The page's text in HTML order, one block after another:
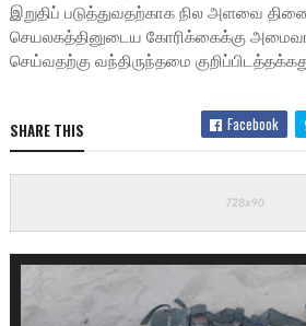
இறுதிப் படுத்துவதற்காக நில அளவை
செயலகத்தினுடைய கோரிக்கைக்கு
செய்வதற்கு வந்திருந்தமை
SHARE THIS Facebook